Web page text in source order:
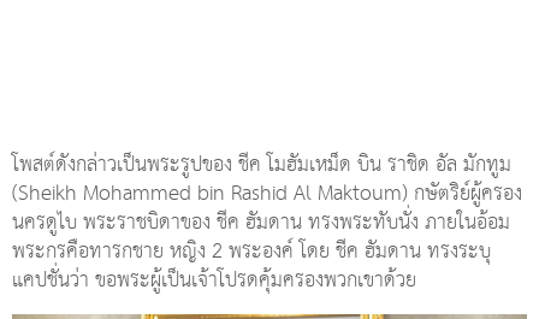
โพสต์ดังกล่าวเป็นพระรูปของ ชีค โมฮัมเหม็ด บิน ราชิด อัล มักทูม
(Sheikh Mohammed bin Rashid Al Maktoum) กษัตริย์ผู้ครอง
นครดูไบ พระราชบิดาของ ชีค ฮัมดาน ทรงพระทับนั่ง ภายในอ้อม
พระกรคือทารกชาย หญิง 2 พระองค์ โดย ชีค ฮัมดาน ทรงระบุ
แคปชั่นว่า ขอพระผู้เป็นเจ้าโปรดคุ้มครองพวกเขาด้วย